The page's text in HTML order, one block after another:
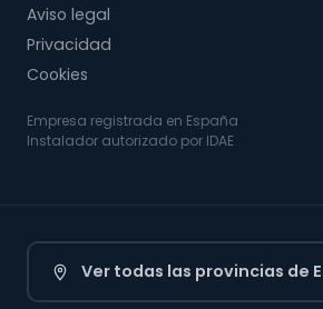
Aviso legal
Privacidad
Cookies
Empresa registrada en España
Instalador autorizado por IDAE
Ver todas las provincias de